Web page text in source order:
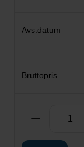
Ta bort